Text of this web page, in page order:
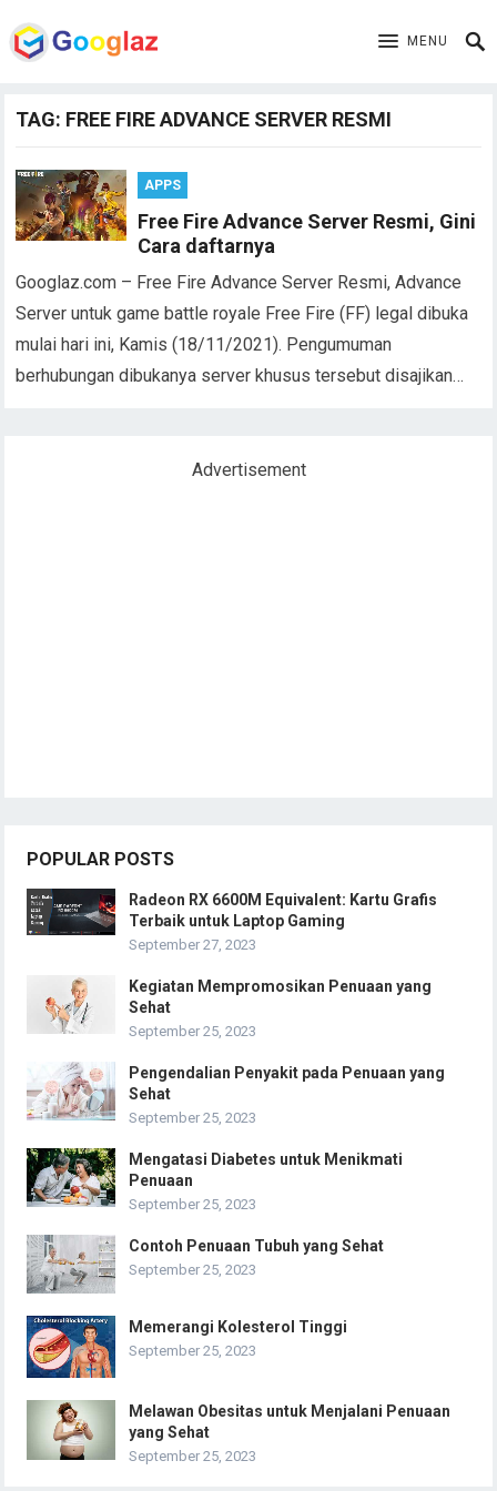
MENU
TAG: FREE FIRE ADVANCE SERVER RESMI
APPS
Free Fire Advance Server Resmi, Gini
Cara daftarnya
Googlaz.com – Free Fire Advance Server Resmi, Advance
Server untuk game battle royale Free Fire (FF) legal dibuka
mulai hari ini, Kamis (18/11/2021). Pengumuman
berhubungan dibukanya server khusus tersebut disajikan…
Advertisement
POPULAR POSTS
Radeon RX 6600M Equivalent: Kartu Grafis
Terbaik untuk Laptop Gaming
September 27, 2023
Kegiatan Mempromosikan Penuaan yang
Sehat
September 25, 2023
Pengendalian Penyakit pada Penuaan yang
Sehat
September 25, 2023
Mengatasi Diabetes untuk Menikmati
Penuaan
September 25, 2023
Contoh Penuaan Tubuh yang Sehat
September 25, 2023
Memerangi Kolesterol Tinggi
September 25, 2023
Melawan Obesitas untuk Menjalani Penuaan
yang Sehat
September 25, 2023